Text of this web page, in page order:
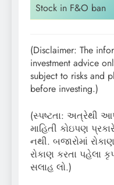
Stock in F&O ban
(Disclaimer: The
investment advice
subject to risks and
before investing.)
(સ્પષ્ટતા: અત્રેથી
માહિતી કોઇપણ
નથી. બજારોમાં
રોકાણ કરતા પહેલા
સલાહ લો.)